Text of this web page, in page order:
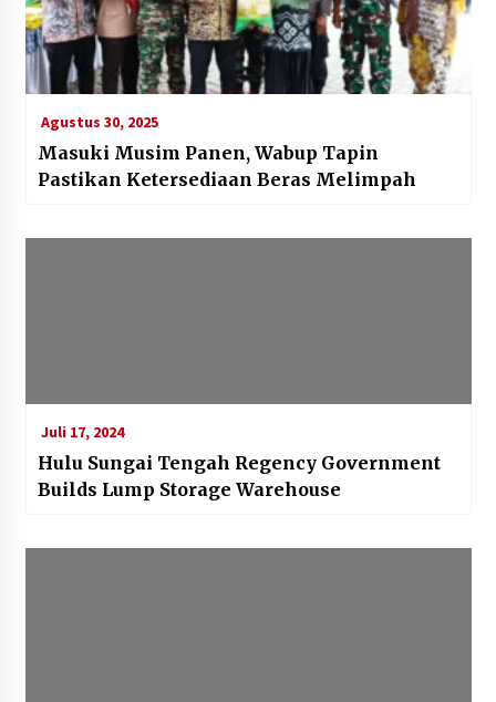
Agustus 30, 2025
Masuki Musim Panen, Wabup Tapin
Pastikan Ketersediaan Beras Melimpah
Juli 17, 2024
Hulu Sungai Tengah Regency Government
Builds Lump Storage Warehouse